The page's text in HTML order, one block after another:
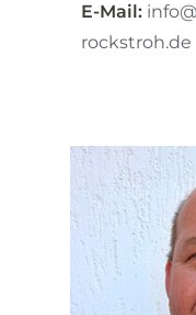
E-Mail:
rockstroh.de